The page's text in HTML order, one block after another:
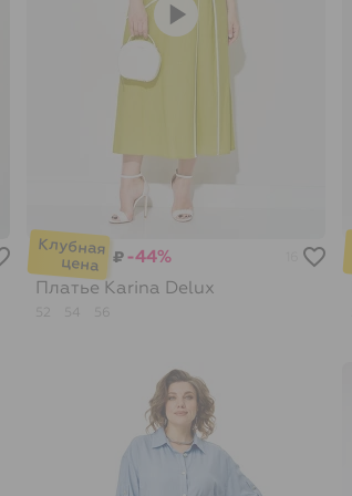
₽ -44%
ПлатьеKarina Delux
52 56